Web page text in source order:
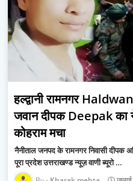
हल्द्वानी रामनगर
जवान दीपक Deepak का
कोहराम मचा
नैनीताल जनपद के रामनगर निवासी दीपक
पूरा प्रदेश उत्तराखण्ड न्यूज़ वाणी ब्यूरो …